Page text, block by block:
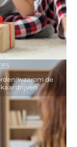
waarom de
drijven